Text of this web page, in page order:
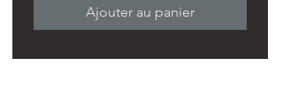
Ajouter au panier